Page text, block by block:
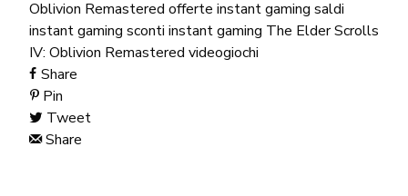
Oblivion Remastered offerte instant gaming saldi
instant gaming sconti instant gaming The Elder Scrolls
IV: Oblivion Remastered videogiochi
Share
Pin
Tweet
Share